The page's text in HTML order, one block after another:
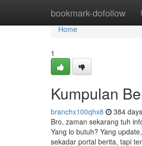
bookmark-dofollow
Home
Home
1
Kumpulan
branchx100qhx8 384
Bro, zaman sekarang tuh
Yang lo butuh? Yang
sekadar portal berita, tapi